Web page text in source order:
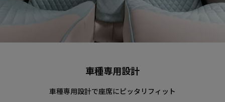
車種専用設計
車種専用設計で座席にピッタリフィット